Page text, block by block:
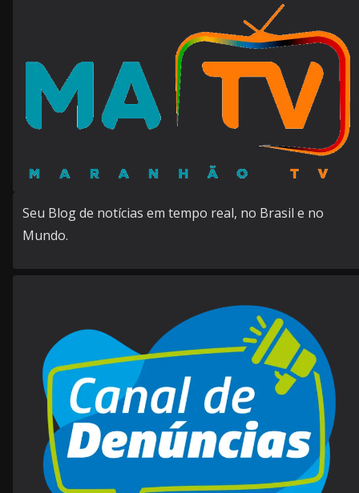
Seu Blog de notícias em tempo real, no Brasil e no
Mundo.